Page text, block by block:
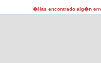
�Has encontrado alg�n